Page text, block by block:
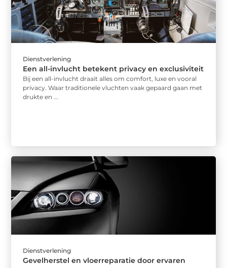
Dienstverlening
Een all-invlucht betekent privacy en exclusiviteit
Bij een all-invlucht draait alles om comfort, luxe en vooral
privacy. Waar traditionele vluchten vaak gepaard gaan met
drukte en ...
Dienstverlening
Gevelherstel en vloerreparatie door ervaren